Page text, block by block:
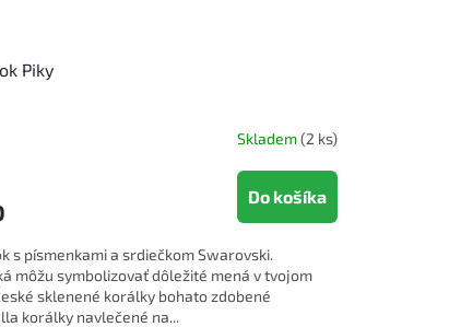
Piky
Skladem(2 ks)
Do košíka
s písmenkami a srdiečkom Swarovski.
môžu symbolizovať dôležité mená v tvojom
sklenené korálky bohato zdobené
korálky navlečené na...